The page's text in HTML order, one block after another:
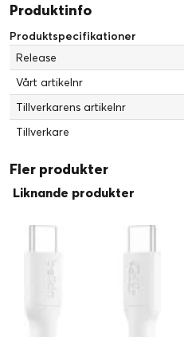
Produktinfo
Produktspecifikationer
Release
Vårt artikelnr
Tillverkarens artikelnr
Tillverkare
Fler produkter
Liknande produkter